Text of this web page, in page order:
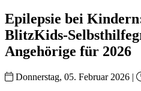
Epilepsie bei
BlitzKids-
Angehörige für 2026
Donnerstag, 05. Februar 2026 |